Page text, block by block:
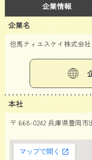
企業情報
企業名
但馬ティエスケイ株式会
本社
〒 668-0242 兵庫県豊岡市